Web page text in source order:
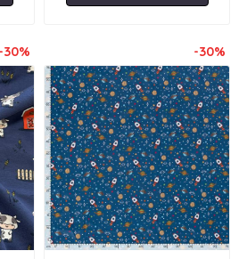
-30% -30%